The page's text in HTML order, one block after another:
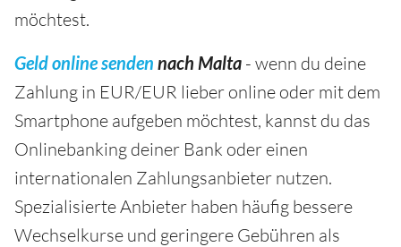
möchtest.
Geld online senden nach Malta - wenn du deine
Zahlung in EUR/EUR lieber online oder mit dem
Smartphone aufgeben möchtest, kannst du das
Onlinebanking deiner Bank oder einen
internationalen Zahlungsanbieter nutzen.
Spezialisierte Anbieter haben häufig bessere
Wechselkurse und geringere Gebühren als